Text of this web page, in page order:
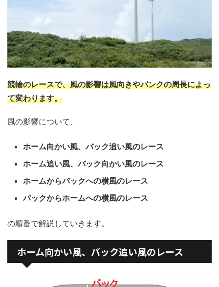
競輪のレースで、風の影響は風向きやバンクの周長によっ
て変わります。
風の影響について、
ホーム向かい風、バック追い風のレース
ホーム追い風、バック向かい風のレース
ホームからバックへの横風のレース
バックからホームへの横風のレース
の順番で解説していきます。
ホーム向かい風、バック追い風のレース